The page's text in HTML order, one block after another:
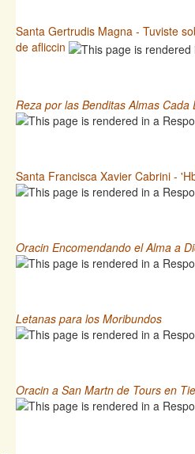
Santa Gertrudis Magna - Tuviste
de afliccin
Reza por las Benditas Almas Cada
Santa Francisca Xavier Cabrini -
Oracin Encomendando el Alma a
Letanas para los Moribundos
Oracin a San Martn de Tours en